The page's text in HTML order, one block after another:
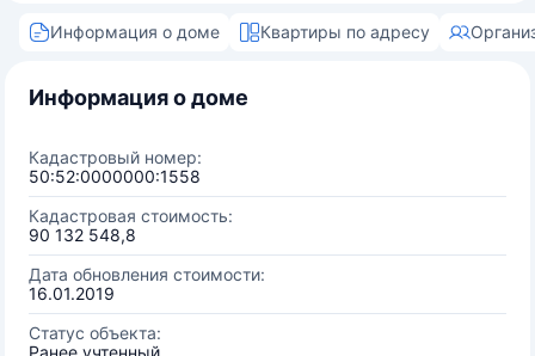
Информация о доме Квартиры по адресу
Информация о доме
Кадастровый номер:
50:52:0000000:1558
Кадастровая стоимость:
90 132 548,8
Дата обновления стоимости:
16.01.2019
Статус объекта:
Ранее учтенный